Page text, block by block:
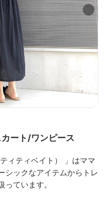
ート/ワンピース
ィティベイト） 」はママ
シックなアイテムからトレ
ています。